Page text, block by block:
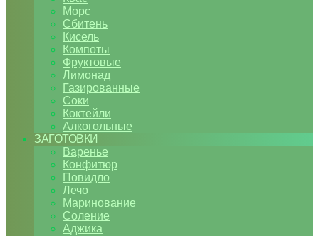
Морс
Сбитень
Кисель
Компоты
Фруктовые
Лимонад
Газированные
Соки
Коктейли
Алкогольные
ЗАГОТОВКИ
Варенье
Конфитюр
Повидло
Лечо
Маринование
Соление
Аджика